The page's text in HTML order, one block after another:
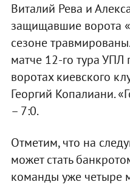
Виталий Рева и
защищавшие ворота
сезоне
матче 12-го тура
воротах киевского
Георгий Копалиани.
– 7:0.
Отметим, что на
может стать
команды уже четыре